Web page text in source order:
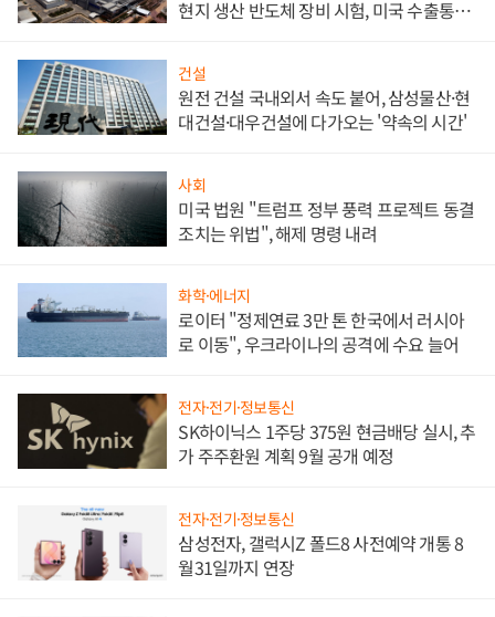
현지 생산 반도체 장비 시험, 미국 수출통제
건설
원전 건설 국내외서 속도 붙어, 삼성물산·현
대건설·대우건설에 다가오는 '약속의 시간'
사회
미국 법원 "트럼프 정부 풍력 프로젝트 동결
조치는 위법", 해제 명령 내려
화학·에너지
로이터 "정제연료 3만 톤 한국에서 러시아
로 이동", 우크라이나의 공격에 수요 늘어
전자·전기·정보통신
SK하이닉스 1주당 375원 현금배당 실시, 추
가 주주환원 계획 9월 공개 예정
전자·전기·정보통신
삼성전자, 갤럭시Z 폴드8 사전예약 개통 8
월31일까지 연장